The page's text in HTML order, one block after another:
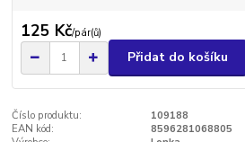
125 Kč/pár(ů)
Přidat do košíku
Číslo produktu:
109188
EAN kód:
8596281068805